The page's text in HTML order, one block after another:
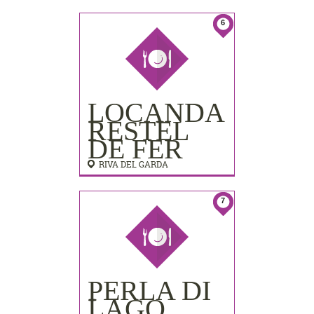
LIDO
PALACE) 6
LOCANDA
RESTEL
DE FER
RIVA DEL GARDA
7
PERLA DI